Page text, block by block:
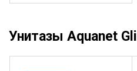
Унитазы Aquanet